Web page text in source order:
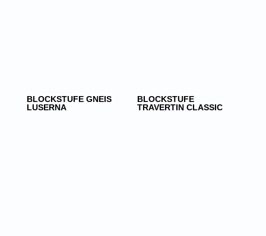
BLOCKSTUFE GNEIS
LUSERNA
BLOCKSTUFE
TRAVERTIN CLASSIC